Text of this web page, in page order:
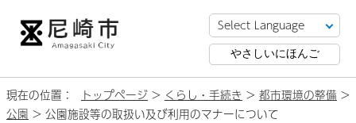
やさしいにほんご
現在の位置： トップページ > くらし・手続き > 都市環境の整備 >
公園 > 公園施設等の取扱い及び利用のマナーについて